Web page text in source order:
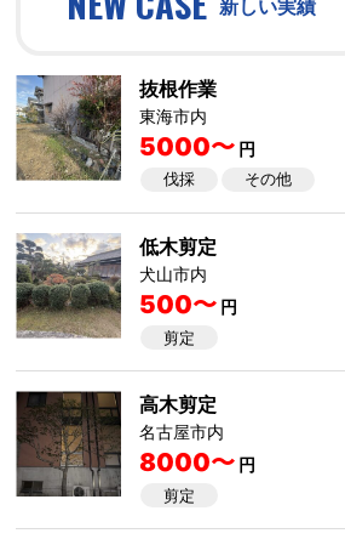
新しい実績
抜根作業
東海市内
5000〜円
伐採 その他
低木剪定
犬山市内
500〜円
剪定
高木剪定
名古屋市内
8000〜円
剪定